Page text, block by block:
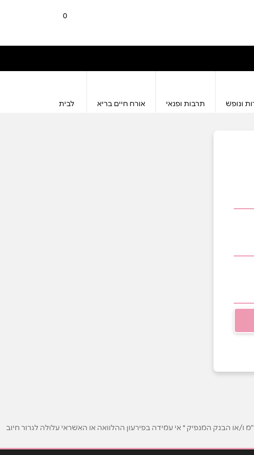
0
ונופש תרבות ופנאי אורח חיים בריא לבית
הבנק המנפיק * אי עמידה בפירעון ההלוואה או האשראי עלולה לגרור חיוב